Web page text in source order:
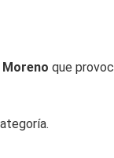
Moreno que